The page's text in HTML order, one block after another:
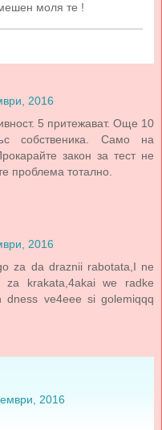
моля те !
2016
5 притежават. Още 10
собственика. Само на
закон за тест не
проблема тотално.
2016
za da draznii rabotata,I ne
krakata,4akai we radke
ve4eee si golemiqqq
2016